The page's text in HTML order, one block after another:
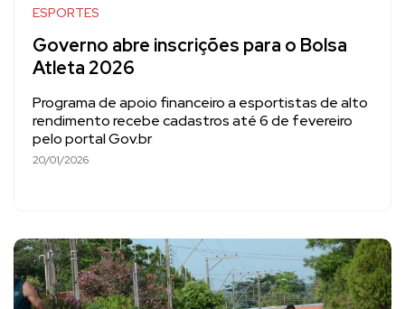
ESPORTES
Governo abre inscrições para o Bolsa
Atleta 2026
Programa de apoio financeiro a esportistas de alto
rendimento recebe cadastros até 6 de fevereiro
pelo portal Gov.br
20/01/2026